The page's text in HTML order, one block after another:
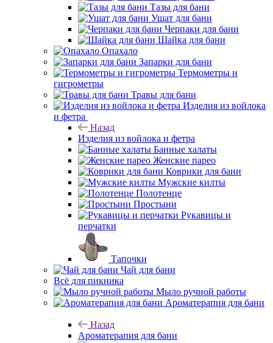
Тазы для бани
Ушат для бани
Черпаки для бани
Шайка для бани
Опахало
Запарки для бани
Термометры и
гигрометры
Травы для бани
Изделия из войлока
и фетра
Назад
Изделия из войлока и фетра
Банные халаты
Женские парео
Коврики для бани
Мужские килты
Полотенце
Простыни
Рукавицы и
перчатки
Тапочки
Чай для бани
Всё для пикника
Мыло ручной работы
Ароматерапия для бани
Назад
Ароматерапия для бани